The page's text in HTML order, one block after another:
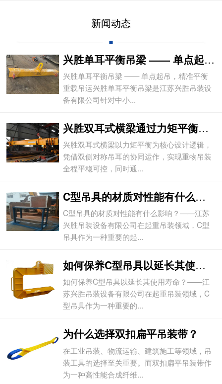
新闻动态
兴胜单耳平衡吊梁 —— 单点起吊，精准平
兴胜单耳平衡吊梁 —— 单点起吊，精准平衡
重载吊运兴胜单耳平衡吊梁是江苏兴胜吊装设
备有限公司针对中小...
兴胜双耳式横梁通过力矩平衡实现重物平稳吊
兴胜双耳式横梁以力矩平衡为核心设计逻辑，
凭借双侧对称吊耳的协同运作，实现重物吊装
全程平稳可控，同时通...
C型吊具的材质对性能有什么影响？
C型吊具的材质对性能有什么影响？——江苏
兴胜吊装设备有限公司在起重吊装领域，C型
吊具作为一种重要的起...
如何保养C型吊具以延长其使用寿命？
如何保养C型吊具以延长其使用寿命？——江
苏兴胜吊装设备有限公司在起重吊装领域，C
型吊具作为一种重要的...
为什么选择双扣扁平吊装带？
在工业吊装、物流运输、建筑施工等领域，吊
装工具的选择至关重要。而双扣扁平吊装带作
为一种高性能合成纤维...